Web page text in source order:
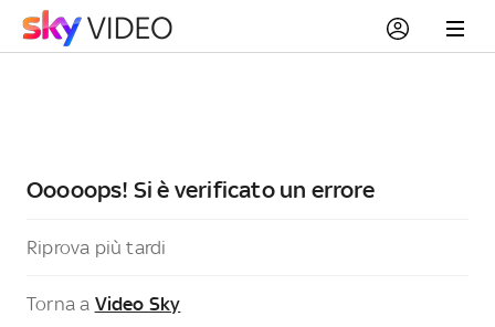
Ooooops! Si è verificato un errore
Riprova più tardi
Torna a Video Sky